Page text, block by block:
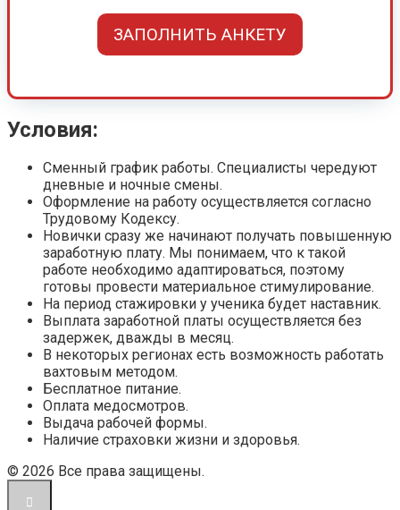
ЗАПОЛНИТЬ АНКЕТУ
Условия:
Сменный график работы. Специалисты чередуют
дневные и ночные смены.
Оформление на работу осуществляется согласно
Трудовому Кодексу.
Новички сразу же начинают получать повышенную
заработную плату. Мы понимаем, что к такой
работе необходимо адаптироваться, поэтому
готовы провести материальное стимулирование.
На период стажировки у ученика будет наставник.
Выплата заработной платы осуществляется без
задержек, дважды в месяц.
В некоторых регионах есть возможность работать
вахтовым методом.
Бесплатное питание.
Оплата медосмотров.
Выдача рабочей формы.
Наличие страховки жизни и здоровья.
© 2026 Все права защищены.